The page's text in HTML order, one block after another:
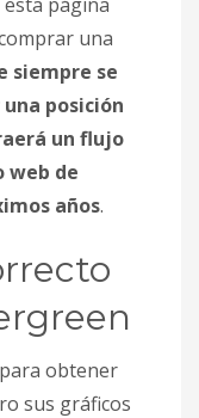
una
siempre se
posición
un flujo
web de
años.
obtener
sus gráficos